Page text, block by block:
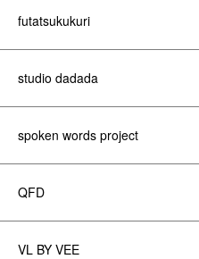
futatsukukuri
studio dadada
spoken words project
QFD
VL BY VEE